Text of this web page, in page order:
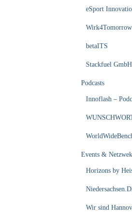
eSport
betaITS
Stackfuel GmbH
Podcasts
Innoflash –
Events & Netzwek
Horizons by
Wir sind